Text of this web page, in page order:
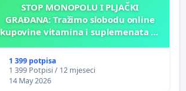
STOP MONOPOLU I PLJAČKI
GRAĐANA: Tražimo slobodu online
kupovine vitamina i suplemenata za
1 399 potpisa
1 399 Potpisi / 12 mjeseci
14 May 2026